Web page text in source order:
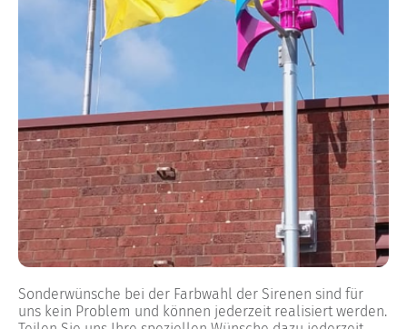
Sonderwünsche bei der Farbwahl der Sirenen sind für
uns kein Problem und können jederzeit realisiert werden.